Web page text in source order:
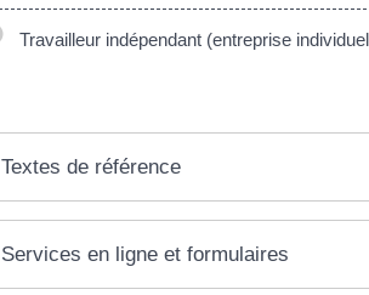
Travailleur indépendant (entreprise
Textes de référence
Services en ligne et formulaires